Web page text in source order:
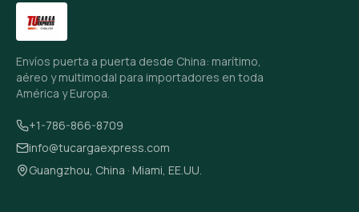
Envíos puerta a puerta desde China: marítimo,
aéreo y multimodal para importadores en toda
América y Europa.
+1-786-866-8709
info@tucargaexpress.com
Guangzhou, China · Miami, EE.UU.